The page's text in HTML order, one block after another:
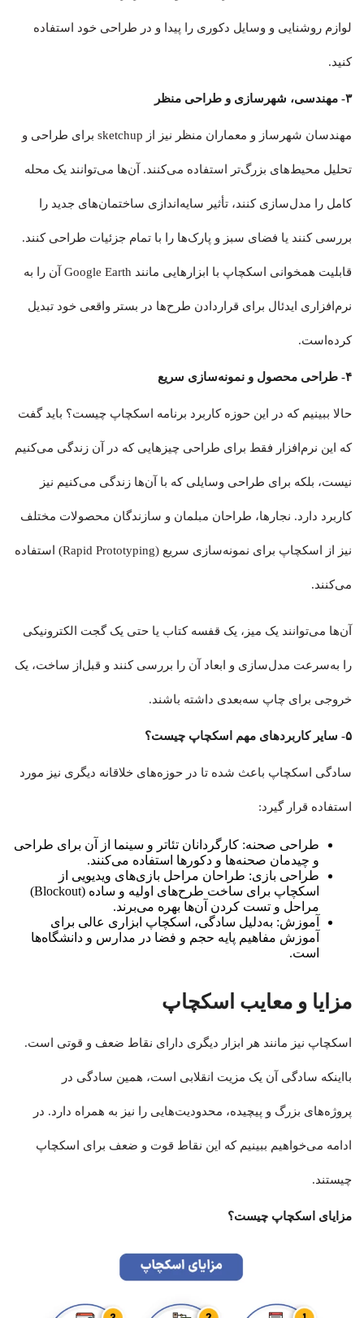
لوازم روشنایی و وسایل دکوری را پیدا و در طراحی خود استفاده
کنید.
۳- مهندسی، شهرسازی و طراحی منظر
مهندسان شهرساز و معماران منظر نیز از sketchup برای طراحی و
تحلیل محیط‌های بزرگ‌تر استفاده می‌کنند. آن‌ها می‌توانند یک محله
کامل را مدل‌سازی کنند، تأثیر سایه‌اندازی ساختمان‌های جدید را
بررسی کنند یا فضای سبز و پارک‌ها را با تمام جزئیات طراحی کنند.
قابلیت همخوانی اسکچاپ با ابزارهایی مانند Google Earth آن را به
نرم‌افزاری ایدئال برای قراردادن طرح‌ها در بستر واقعی خود تبدیل
کرده‌است.
۴- طراحی محصول و نمونه‌سازی سریع
حالا ببینیم که در این حوزه کاربرد برنامه اسکچاپ چیست؟ باید گفت
که این نرم‌افزار فقط برای طراحی چیزهایی که در آن زندگی می‌کنیم
نیست، بلکه برای طراحی وسایلی که با آن‌ها زندگی می‌کنیم نیز
کاربرد دارد. نجارها، طراحان مبلمان و سازندگان محصولات مختلف
نیز از اسکچاپ برای نمونه‌سازی سریع (Rapid Prototyping) استفاده
می‌کنند.
آن‌ها می‌توانند یک میز، یک قفسه کتاب یا حتی یک گجت الکترونیکی
را به‌سرعت مدل‌سازی و ابعاد آن را بررسی کنند و قبل‌از ساخت، یک
خروجی برای چاپ سه‌بعدی داشته باشند.
۵- سایر کاربردهای مهم اسکچاپ چیست؟
سادگی اسکچاپ باعث شده تا در حوزه‌های خلاقانه دیگری نیز مورد
استفاده قرار گیرد:
طراحی صحنه: کارگردانان تئاتر و سینما از آن برای طراحی
و چیدمان صحنه‌ها و دکورها استفاده می‌کنند.
طراحی بازی: طراحان مراحل بازی‌های ویدیویی از
اسکچاپ برای ساخت طرح‌های اولیه و ساده (Blockout)
مراحل و تست کردن آن‌ها بهره می‌برند.
آموزش: به‌دلیل سادگی، اسکچاپ ابزاری عالی برای
آموزش مفاهیم پایه حجم و فضا در مدارس و دانشگاه‌ها
است.
مزایا و معایب اسکچاپ
اسکچاپ نیز مانند هر ابزار دیگری دارای نقاط ضعف و قوتی است.
بااینکه سادگی آن یک مزیت انقلابی است، همین سادگی در
پروژه‌های بزرگ و پیچیده، محدودیت‌هایی را نیز به همراه دارد. در
ادامه می‌خواهیم ببینیم که این نقاط قوت و ضعف برای اسکچاپ
چیستند.
مزایای اسکچاپ چیست؟